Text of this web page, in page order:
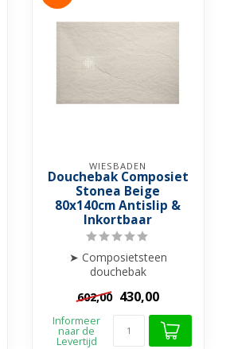
WIESBADEN
Douchebak Composiet
Stonea Beige
80x140cm Antislip &
Inkortbaar
➤ Composietsteen
douchebak
➤ Krasvrij & Stootbestendig
➤ Inkortba...
602,00 430,00
Informeer
naar de
Levertijd